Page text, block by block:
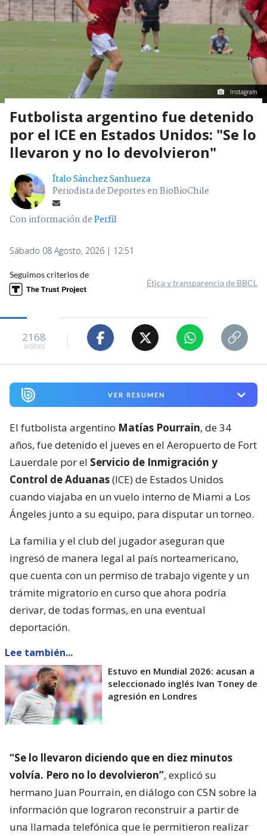
Instagram
Futbolista argentino fue detenido
por el ICE en Estados Unidos: "Se lo
llevaron y no lo devolvieron"
Ítalo Sánchez Sanhueza
Periodista de Deportes en BioBioChile
Con información dePerfil
Sábado 08 Agosto, 2026 | 12:51
Seguimos criterios de
Ética y transparencia de BBCL
2168
visitas
VER RESUMEN
El futbolista argentino Matías Pourrain, de 34
años, fue detenido el jueves en el Aeropuerto de Fort
Lauerdale por el Servicio de Inmigración y
Control de Aduanas(ICE) de Estados Unidos
cuando viajaba en un vuelo interno de Miami a Los
Ángeles junto a su equipo, para disputar un torneo.
La familia y el club del jugador aseguran que
ingresó de manera legal al país norteamericano,
que cuenta con un permiso de trabajo vigente y un
trámite migratorio en curso que ahora podría
derivar, de todas formas, en una eventual
deportación.
Lee también...
Estuvo en Mundial 2026: acusan a
seleccionado inglés Ivan Toney de
agresión en Londres
“Se lo llevaron diciendo que en diez minutos
volvía. Pero no lo devolvieron”, explicó su
hermano Juan Pourrain, en diálogo con C5N sobre la
información que lograron reconstruir a partir de
una llamada telefónica que le permitieron realizar